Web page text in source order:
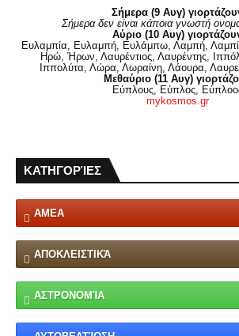
Σήμερα (9 Αυγ)
Σήμερα δεν είναι κάποια γνωστή
Αύριο (10 Αυγ)
Ευλαμπία, Ευλαμπή, Ευλάμπω, Λαμπή,
Ηρώ, Ήρων, Λαυρέντιος, Λαυρέντης,
Ιππολύτα, Λώρα, Λωραίνη, Λάουρα,
Μεθαύριο (11 Αυγ)
Εύπλους, Εύπλος,
mykosmos.gr
ΚΑΤΗΓΟΡΊΕΣ
ΑΜΕΑ
ΑΠΟΚΛΕΙΣΤΙΚΆ
ΑΣΤΡΟΝΟΜΊΑ